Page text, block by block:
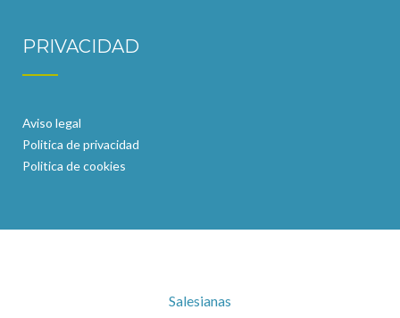
PRIVACIDAD
Aviso legal
Politica de privacidad
Politica de cookies
Salesianas